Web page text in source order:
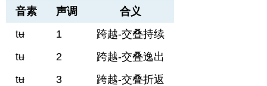
音素 声调
合义
tʉ
1
跨越-交叠持续
tʉ
2
跨越-交叠逸出
tʉ
3
跨越-交叠折返